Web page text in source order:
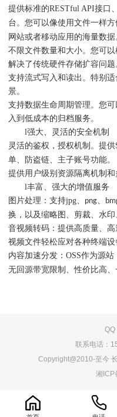
提供标准的RESTful API接口
台。您可以像使用文件一样
网站或者移动应用的海量数据
不限文件数量和大小。您可
解决了传统硬件存储扩容问题
支持流式写入和读出。特别
景。
支持数据生命周期管理。您
入到低成本的归档服务。
l强大、灵活的安全机制
灵活的鉴权，授权机制。提供
单、防盗链、主子账号功能。
提供用户级别资源隔离机制和
l丰富、强大的增值服务
图片处理：支持jpg、 png
换，以及缩略图、剪裁、水印
音视频转码：提供高质量、
视频文件轻松应对各种终端设
内容加速分发：OSS作为源站
无回源带宽限制、性价比高、
联系电话：
Copyright@2010-至今
湘ICP